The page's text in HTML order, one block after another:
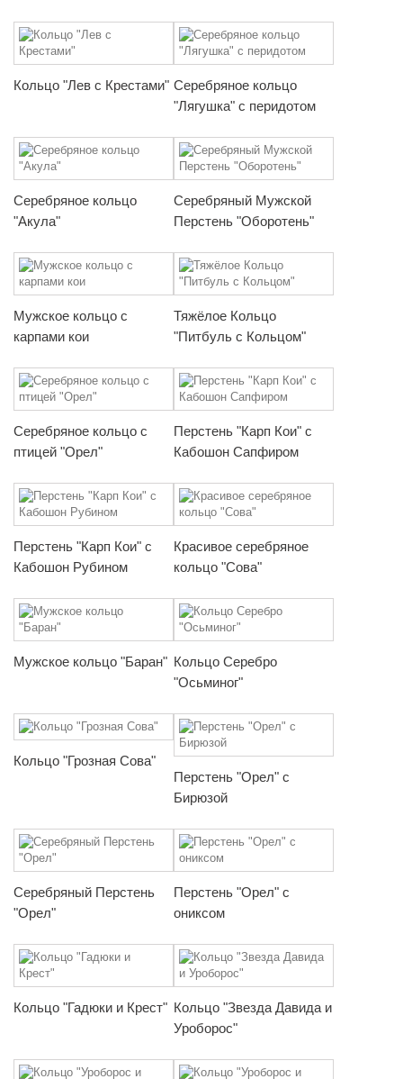
Кольцо "Лев с Крестами" Серебряное кольцо
"Лягушка" с перидотом
Серебряное кольцо
"Акула"
Серебряный Мужской
Перстень "Оборотень"
Мужское кольцо с
карпами кои
Тяжёлое Кольцо
"Питбуль с Кольцом"
Серебряное кольцо с
птицей "Орел"
Перстень "Карп Кои" с
Кабошон Сапфиром
Перстень "Карп Кои" с
Кабошон Рубином
Красивое серебряное
кольцо "Сова"
Мужское кольцо "Баран" Кольцо Серебро
"Осьминог"
Кольцо "Грозная Сова"
Перстень "Орел" с
Бирюзой
Серебряный Перстень
"Орел"
Перстень "Орел" с
ониксом
Кольцо "Гадюки и Крест" Кольцо "Звезда Давида и
Уроборос"